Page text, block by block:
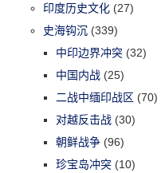
印度历史文化 (27)
史海钩沉 (339)
中印边界冲突 (32)
中国内战 (25)
二战中缅印战区 (70)
对越反击战 (30)
朝鲜战争 (96)
珍宝岛冲突 (10)